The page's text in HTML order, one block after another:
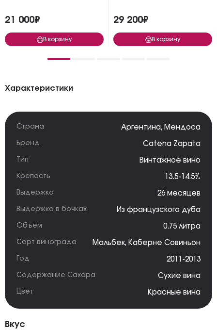
21 000₽
В корзину
29 200₽
В корзину
Характеристики
Страна Аргентина, Мендоса
Бренд Catena Zapata
Тип Винтажное вино
Крепость 13.5-14.5%
Выдержка 26 месяцев
Выдержка в бочках Из французского дуба
Объем 0.75 литра
Сорт винограда Мальбек, Каберне Совиньон
Год 2011-2013
Содержание Сахара Сухие вина
Цвет Красные вина
Вкус